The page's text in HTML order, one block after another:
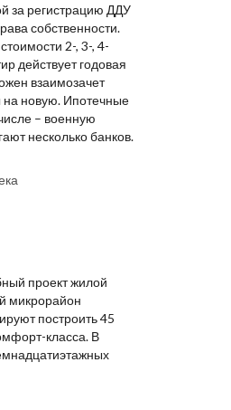
за регистрацию ДДУ
собственности.
2-, 3-, 4-
действует годовая
взаимозачет
на новую. Ипотечные
– военную
несколько банков.
проект жилой
микрорайон
построить 45
класса. В